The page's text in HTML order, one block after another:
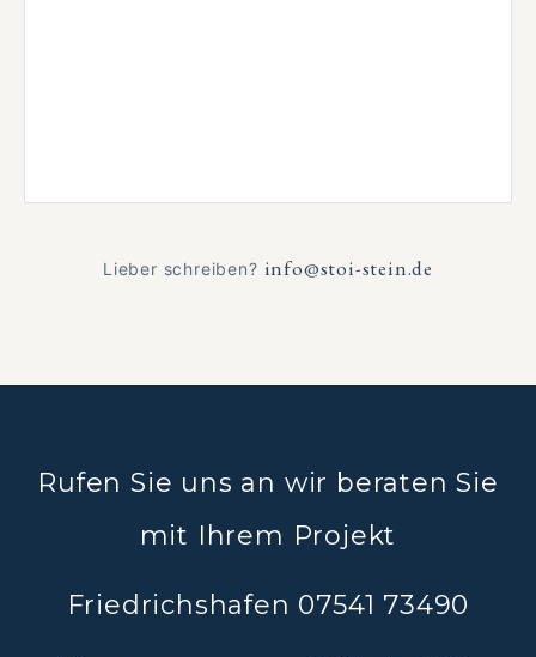
Lieber schreiben? info@stoi-stein.de
Rufen Sie uns an wir beraten Sie
mit Ihrem Projekt
Friedrichshafen 07541 73490